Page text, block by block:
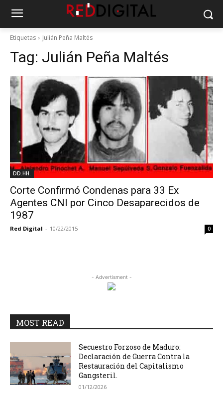
Etiquetas Julián Peña Maltés
Tag: Julián Peña Maltés
DD.HH.
Corte Confirmó Condenas para 33 Ex
Agentes CNI por Cinco Desaparecidos de
1987
Red Digital - 10/22/2015 0
- Advertisment -
MOST READ
Secuestro Forzoso de Maduro:
Declaración de Guerra Contra la
Restauración del Capitalismo
Gangsteril.
01/12/2026